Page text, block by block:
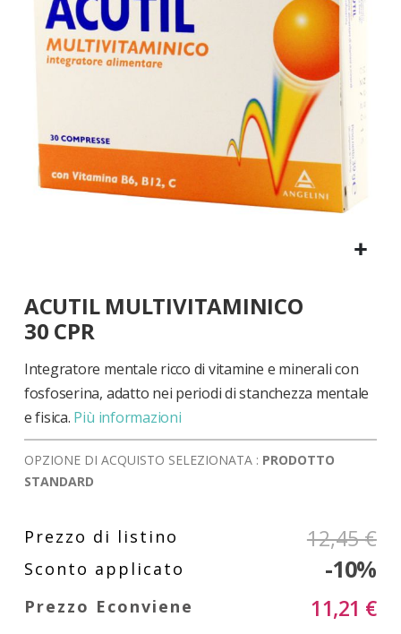
immagini
all'inizio
della
galleria
di
immagini
ACUTIL MULTIVITAMINICO
30 CPR
Integratore mentale ricco di vitamine e minerali con
fosfoserina, adatto nei periodi di stanchezza mentale
e fisica. Più informazioni
OPZIONE DI ACQUISTO SELEZIONATA : PRODOTTO
STANDARD
12,45 €
-10%
11,21 €